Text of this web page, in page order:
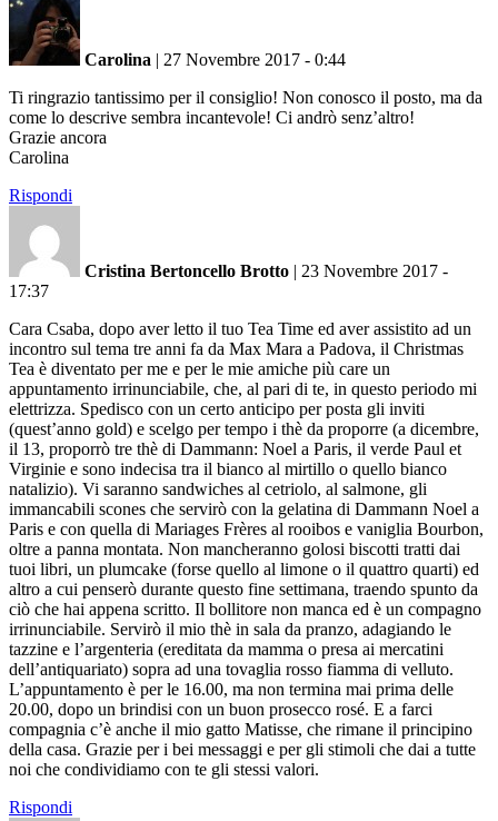
Carolina | 27 Novembre 2017 - 0:44
Ti ringrazio tantissimo per il consiglio! Non conosco il posto, ma da
come lo descrive sembra incantevole! Ci andrò senz’altro!
Grazie ancora
Carolina
Rispondi
Cristina Bertoncello Brotto | 23 Novembre 2017 -
17:37
Cara Csaba, dopo aver letto il tuo Tea Time ed aver assistito ad un
incontro sul tema tre anni fa da Max Mara a Padova, il Christmas
Tea è diventato per me e per le mie amiche più care un
appuntamento irrinunciabile, che, al pari di te, in questo periodo mi
elettrizza. Spedisco con un certo anticipo per posta gli inviti
(quest’anno gold) e scelgo per tempo i thè da proporre (a dicembre,
il 13, proporrò tre thè di Dammann: Noel a Paris, il verde Paul et
Virginie e sono indecisa tra il bianco al mirtillo o quello bianco
natalizio). Vi saranno sandwiches al cetriolo, al salmone, gli
immancabili scones che servirò con la gelatina di Dammann Noel a
Paris e con quella di Mariages Frères al rooibos e vaniglia Bourbon,
oltre a panna montata. Non mancheranno golosi biscotti tratti dai
tuoi libri, un plumcake (forse quello al limone o il quattro quarti) ed
altro a cui penserò durante questo fine settimana, traendo spunto da
ciò che hai appena scritto. Il bollitore non manca ed è un compagno
irrinunciabile. Servirò il mio thè in sala da pranzo, adagiando le
tazzine e l’argenteria (ereditata da mamma o presa ai mercatini
dell’antiquariato) sopra ad una tovaglia rosso fiamma di velluto.
L’appuntamento è per le 16.00, ma non termina mai prima delle
20.00, dopo un brindisi con un buon prosecco rosé. E a farci
compagnia c’è anche il mio gatto Matisse, che rimane il principino
della casa. Grazie per i bei messaggi e per gli stimoli che dai a tutte
noi che condividiamo con te gli stessi valori.
Rispondi